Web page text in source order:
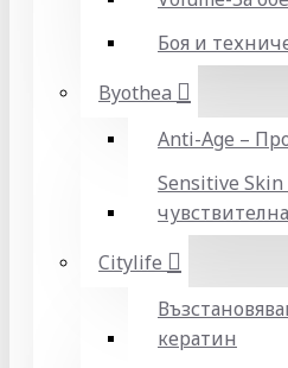
Боя и
Byothea
Anti-Age –
Sensitive Skin
Citylife
кератин